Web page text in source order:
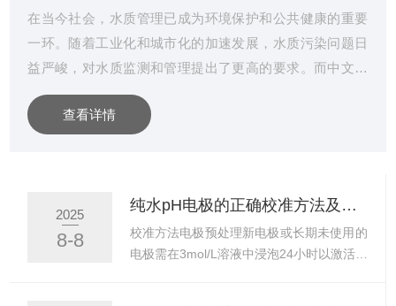
在当今社会，水质管理已成为环境保护和公共健康的重要
一环。随着工业化和城市化的加速发展，水质污染问题日
益严峻，对水质监测和管理提出了更高的要求。而中文硅
酸根分析仪作为科技创新的成果，正以其优势和精准的性
能，为水质管理提供着全新的解决方案。硅酸根是水中常
显得尤为重要。中文硅酸根仪应运而生，它采用先进的检
测技术，能够快速、准确地测定水...
查看详情
2025
8-8
纯水pH电极的正确校准方法及低离子强度缓冲液选择
校准方法电极预处理新电极或长期未使用的
电极需在3mol/L溶液中浸泡24小时以激活，